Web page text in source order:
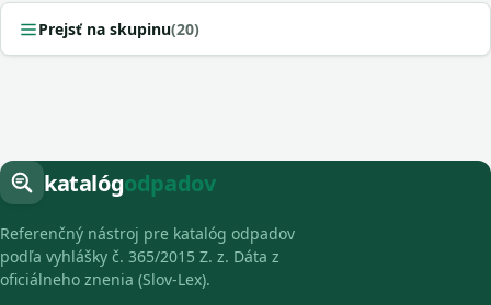
Prejsť na skupinu(20)
katalógodpadov
Referenčný nástroj pre katalóg odpadov
podľa vyhlášky č. 365/2015 Z. z. Dáta z
oficiálneho znenia (Slov-Lex).